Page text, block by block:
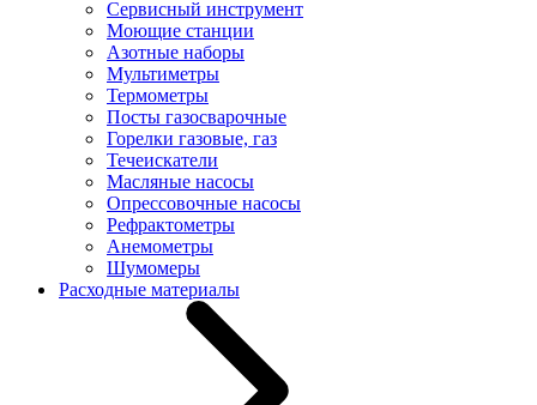
Сервисный инструмент
Моющие станции
Азотные наборы
Мультиметры
Термометры
Посты газосварочные
Горелки газовые, газ
Течеискатели
Масляные насосы
Опрессовочные насосы
Рефрактометры
Анемометры
Шумомеры
Расходные материалы